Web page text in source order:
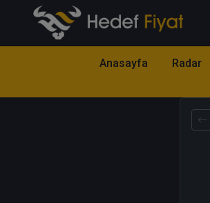
Anasayfa Radar